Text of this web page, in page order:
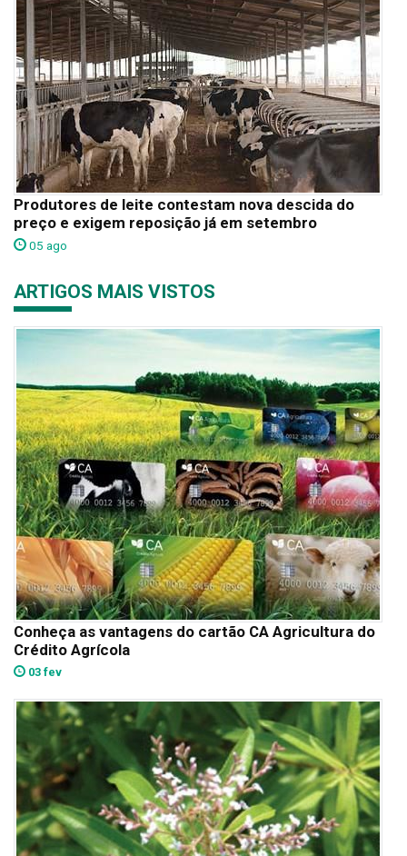
Produtores de leite contestam nova descida do
preço e exigem reposição já em setembro
05 ago
ARTIGOS MAIS VISTOS
Conheça as vantagens do cartão CA Agricultura do
Crédito Agrícola
03 fev